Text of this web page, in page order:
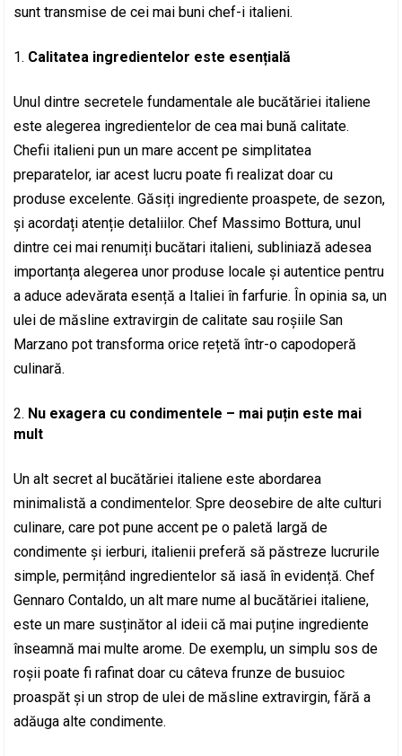
sunt transmise de cei mai buni chef-i italieni.
Calitatea ingredientelor este esențială
Unul dintre secretele fundamentale ale bucătăriei italiene
este alegerea ingredientelor de cea mai bună calitate.
Chefii italieni pun un mare accent pe simplitatea
preparatelor, iar acest lucru poate fi realizat doar cu
produse excelente. Găsiți ingrediente proaspete, de sezon,
și acordați atenție detaliilor. Chef Massimo Bottura, unul
dintre cei mai renumiți bucătari italieni, subliniază adesea
importanța alegerea unor produse locale și autentice pentru
a aduce adevărata esență a Italiei în farfurie. În opinia sa, un
ulei de măsline extravirgin de calitate sau roșiile San
Marzano pot transforma orice rețetă într-o capodoperă
culinară.
Nu exagera cu condimentele – mai puțin este mai
mult
Un alt secret al bucătăriei italiene este abordarea
minimalistă a condimentelor. Spre deosebire de alte culturi
culinare, care pot pune accent pe o paletă largă de
condimente și ierburi, italienii preferă să păstreze lucrurile
simple, permițând ingredientelor să iasă în evidență. Chef
Gennaro Contaldo, un alt mare nume al bucătăriei italiene,
este un mare susținător al ideii că mai puține ingrediente
înseamnă mai multe arome. De exemplu, un simplu sos de
roșii poate fi rafinat doar cu câteva frunze de busuioc
proaspăt și un strop de ulei de măsline extravirgin, fără a
adăuga alte condimente.